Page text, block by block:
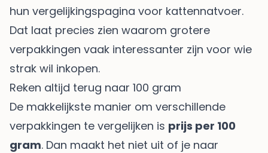
hun vergelijkingspagina voor kattennatvoer.
Dat laat precies zien waarom grotere
verpakkingen vaak interessanter zijn voor wie
strak wil inkopen.
Reken altijd terug naar 100 gram
De makkelijkste manier om verschillende
verpakkingen te vergelijken is prijs per 100
gram. Dan maakt het niet uit of je naar